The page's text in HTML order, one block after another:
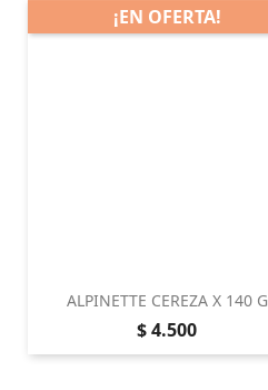
ALPINETTE CEREZA X 140 G
Precio
$ 4.500
¡EN OFERTA!